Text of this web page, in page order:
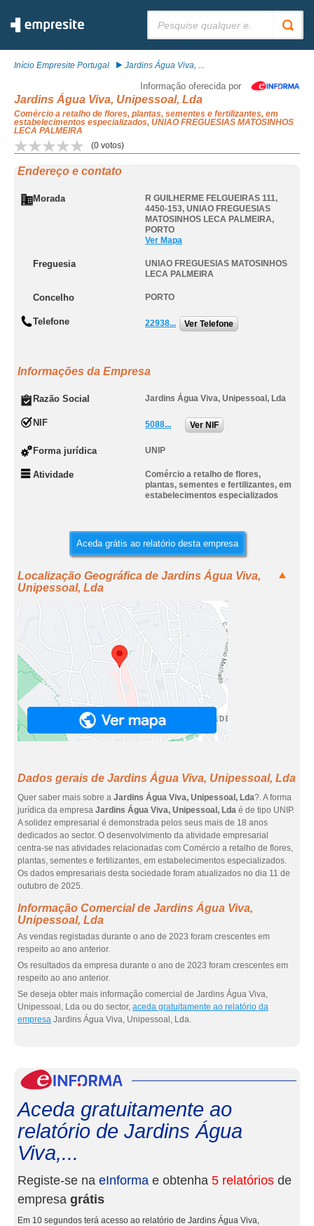
Início Empresite Portugal Jardins Água Viva, ...
Informação oferecida por
Jardins Água Viva, Unipessoal, Lda
Comércio a retalho de flores, plantas, sementes e fertilizantes, em
estabelecimentos especializados, UNIAO FREGUESIAS MATOSINHOS
LECA PALMEIRA
(0 votos)
Endereço e contato
Morada
R GUILHERME FELGUEIRAS 111,
4450-153, UNIAO FREGUESIAS
MATOSINHOS LECA PALMEIRA,
PORTO
Ver Mapa
Freguesia
UNIAO FREGUESIAS MATOSINHOS
LECA PALMEIRA
Concelho PORTO
Telefone 22938... Ver Telefone
Informações da Empresa
Razão Social Jardins Água Viva, Unipessoal, Lda
NIF 5088... Ver NIF
Forma jurídica UNIP
Atividade
Comércio a retalho de flores,
plantas, sementes e fertilizantes, em
estabelecimentos especializados
Aceda grátis ao relatório desta empresa
Localização Geográfica de Jardins Água Viva,
Unipessoal, Lda
Dados gerais de Jardins Água Viva, Unipessoal, Lda
Quer saber mais sobre a Jardins Água Viva, Unipessoal, Lda?. A forma
jurídica da empresa Jardins Água Viva, Unipessoal, Lda é de tipo UNIP.
A solidez empresarial é demonstrada pelos seus mais de 18 anos
dedicados ao sector. O desenvolvimento da atividade empresarial
centra-se nas atividades relacionadas com Comércio a retalho de flores,
plantas, sementes e fertilizantes, em estabelecimentos especializados.
Os dados empresariais desta sociedade foram atualizados no dia 11 de
outubro de 2025.
Informação Comercial de Jardins Água Viva,
Unipessoal, Lda
As vendas registadas durante o ano de 2023 foram crescentes em
respeito ao ano anterior.
Os resultados da empresa durante o ano de 2023 foram crescentes em
respeito ao ano anterior.
Se deseja obter mais informação comercial de Jardins Água Viva,
Unipessoal, Lda ou do sector, aceda gratuitamente ao relatório da
empresa Jardins Água Viva, Unipessoal, Lda.
Aceda gratuitamente ao
relatório de Jardins Água
Viva,...
Registe-se na eInforma e obtenha 5 relatórios de
empresa grátis
Em 10 segundos terá acesso ao relatório de Jardins Água Viva,